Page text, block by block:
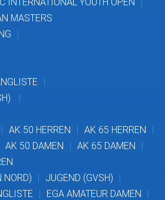
MASTERS
AK 50 HERREN
AK 65 HERREN
AK 50 DAMEN
AK 65 DAMEN
NORD)
JUGEND (GVSH)
EGA AMATEUR DAMEN